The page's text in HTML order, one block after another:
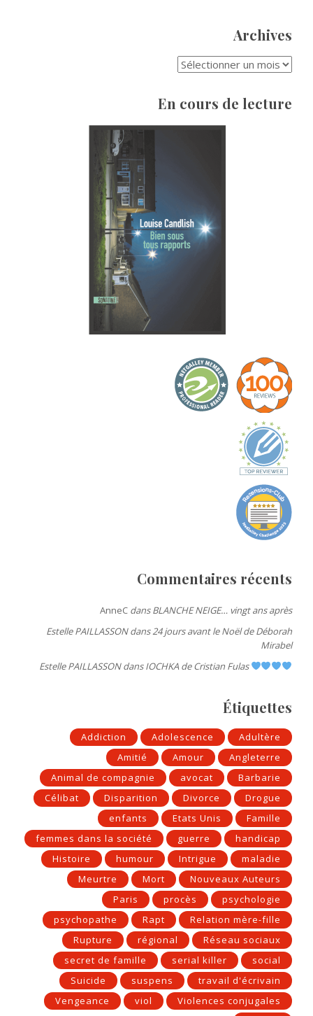
Archives
En cours de lecture
Commentaires récents
AnneC dansBLANCHE NEIGE… vingt ans après
Estelle PAILLASSONdans24 jours avant le Noël de Déborah
Mirabel
Estelle PAILLASSONdansIOCHKA de Cristian Fulas
Étiquettes
Addiction Adolescence
Adultère
Amitié
Amour
Angleterre
Animal de compagnie
avocat
Barbarie
Célibat
Disparition Divorce
Drogue
enfants
Etats Unis
Famille
femmes dans la société
guerre
handicap
Histoire
humour Intrigue
maladie
Meurtre
Mort
Nouveaux Auteurs
Paris
procès
psychologie
psychopathe
Rapt
Relation mère-fille
Rupture
régional
Réseau sociaux
secret de famille
serial killer
social
Suicide
suspens
travail d'écrivain
Vengeance
viol
Violences conjugales